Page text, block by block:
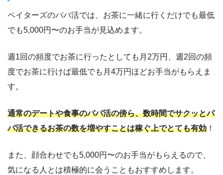
ペイターズのパパ活では、お茶に一緒に行くだけでも最低
でも5,000円〜のお手当が見込めます。
週1回の頻度でお茶に行ったとしても月2万円、週2回の頻
度でお茶に行けば最低でも月4万円ほどお手当がもらえま
す。
通常のデートや食事のパパ活の傍ら、数時間でサクッとパ
パ活できるお茶の数を増やすことは稼ぐ上でとても有効 ！
また、顔合わせでも5,000円〜のお手当がもらえるので、
気になる人とは積極的に会うこともおすすめします。